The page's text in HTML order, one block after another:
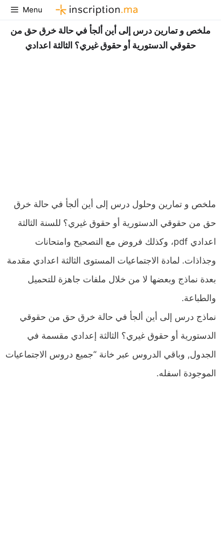
Aller
au
contenu
Menu
ملخص و تمارين درس إلى أين ألجأ في حالة خرق حق من
حقوقي الدستورية أو حقوق غيري؟ الثالثة اعدادي
ملخص و تمارين وحلول درس إلى أين ألجأ في حالة خرق
حق من حقوقي الدستورية أو حقوق غيري؟ للسنة الثالثة
اعدادي pdf، وكذلك فروض مع التصحيح وامتحانات
وجذاذات. لمادة الاجتماعيات المستوى الثالثة اعدادي مقدمة
بعدة نماذج وبعضها لا من خلال ملفات جاهزة للتحميل
والطباعة.
نماذج درس إلى أين ألجأ في حالة خرق حق من حقوقي
الدستورية أو حقوق غيري؟ الثالثة إعدادي مقسمة في
الجدول, وباقي الدروس عبر خانة “جميع دروس الاجتماعيات
الموجودة اسفله.